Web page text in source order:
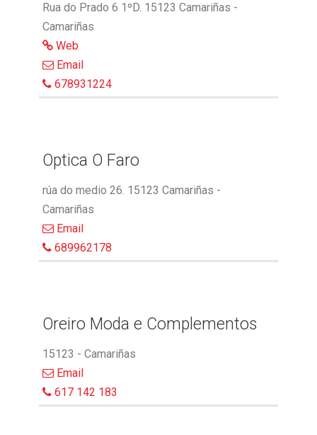
Rua do Prado 6 1ºD. 15123 Camariñas -
Camariñas
Web
Email
678931224
Optica O Faro
rúa do medio 26. 15123 Camariñas -
Camariñas
Email
689962178
Oreiro Moda e Complementos
15123 - Camariñas
Email
617 142 183